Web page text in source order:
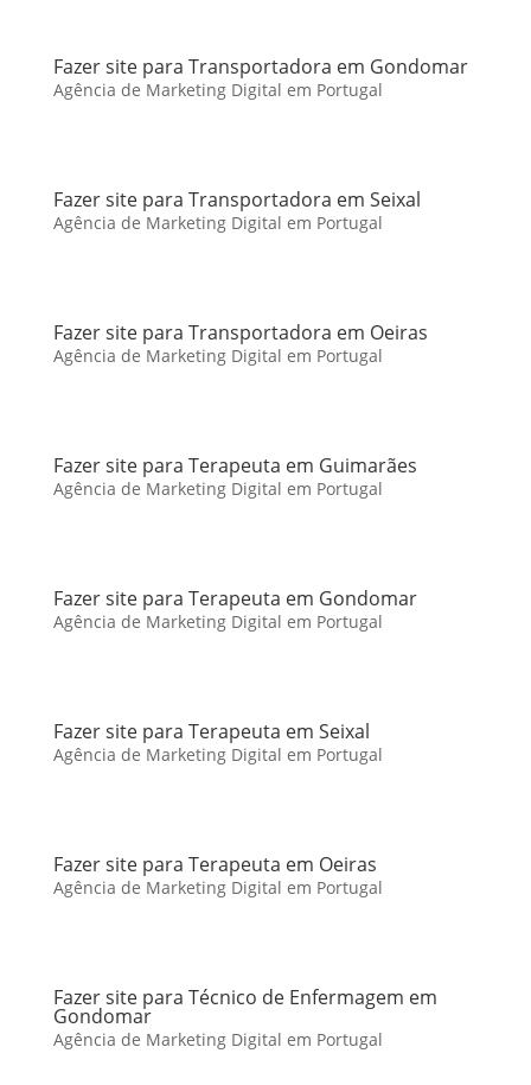
Fazer site para Transportadora em Gondomar
Agência de Marketing Digital em Portugal
Fazer site para Transportadora em Seixal
Agência de Marketing Digital em Portugal
Fazer site para Transportadora em Oeiras
Agência de Marketing Digital em Portugal
Fazer site para Terapeuta em Guimarães
Agência de Marketing Digital em Portugal
Fazer site para Terapeuta em Gondomar
Agência de Marketing Digital em Portugal
Fazer site para Terapeuta em Seixal
Agência de Marketing Digital em Portugal
Fazer site para Terapeuta em Oeiras
Agência de Marketing Digital em Portugal
Fazer site para Técnico de Enfermagem em
Gondomar
Agência de Marketing Digital em Portugal